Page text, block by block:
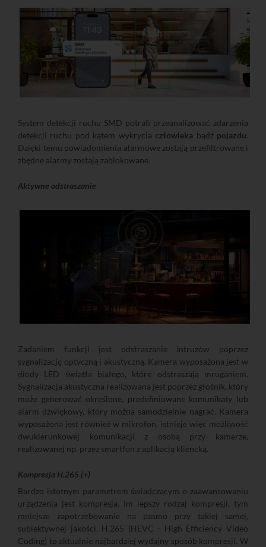
System detekcji ruchu SMD potrafi przeanalizować zdarzenia
detekcji ruchu pod kątem wykrycia człowieka bądź pojazdu.
Dzięki temu powiadomienia alarmowe zostają przefiltrowane i
zbędne alarmy zostają zablokowane.
Aktywne odstraszanie
Zadaniem funkcji jest odstraszanie intruzów poprzez
sygnalizację optyczną i akustyczną. Kamera wyposażona jest w
diody LED światła białego, które odstraszają mruganiem.
Sygnalizacja akustyczna realizowana jest poprzez głośnik, który
może generować określone, predefiniowane komunikaty lub
alarm dźwiękowy, który można samodzielnie nagrać. Kamera
wyposażona jest również w mikrofon, istnieje więc możliwość
dwukierunkowej komunikacji z osobą przy kamerze,
realizowanej np. przez smartfon z aplikacją kliencką.
Kompresja H.265 (+)
Bardzo istotnym parametrem świadczącym o zaawansowaniu
urządzenia jest kompresja. Im lepszy rodzaj kompresji, tym
mniejsze zapotrzebowanie na pasmo przy takiej samej,
subiektywnej jakości. H.265 (HEVC - High Efficiency Video
Coding) to aktualnie najbardziej wydajny sposób kompresji. W